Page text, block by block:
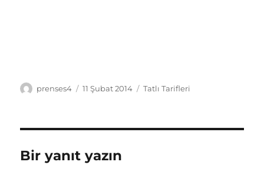
Yazar
prenses4
Yayın
11 Şubat 2014 Kategoriler
Tatlı Tarifleri
Bir yanıt yazın